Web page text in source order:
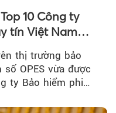
10 Công ty
tín Việt Nam
thị trường bảo
OPES vừa được
ty Bảo hiểm phi